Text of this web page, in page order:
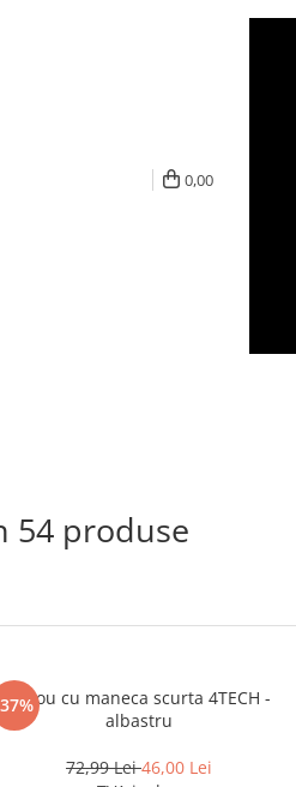
0,00
54 produse
Tricou cu maneca scurta 4TECH -
albastru
72,99 Lei46,00 Lei